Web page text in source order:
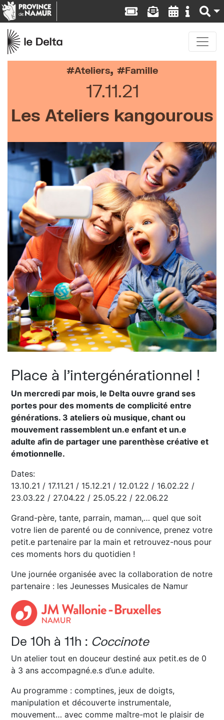
Ateliers, Famille
17.11.21
Les Ateliers kangourous
Place à l’intergénérationnel !
Un mercredi par mois, le Delta ouvre grand ses
portes pour des moments de complicité entre
générations. 3 ateliers où musique, chant ou
mouvement rassemblent un.e enfant et un.e
adulte afin de partager une parenthèse créative et
émotionnelle.
Dates:
13.10.21 / 17.11.21 / 15.12.21 / 12.01.22 / 16.02.22 /
23.03.22 / 27.04.22 / 25.05.22 / 22.06.22
Grand-père, tante, parrain, maman,… quel que soit
votre lien de parenté ou de connivence, prenez votre
petit.e partenaire par la main et retrouvez-nous pour
ces moments hors du quotidien !
Une journée organisée avec la collaboration de notre
partenaire : les Jeunesses Musicales de Namur
De 10h à 11h : Coccinote
Un atelier tout en douceur destiné aux petit.es de 0
à 3 ans accompagné.e.s d’un.e adulte.
Au programme : comptines, jeux de doigts,
manipulation et découverte instrumentale,
mouvement… avec comme maître-mot le plaisir de